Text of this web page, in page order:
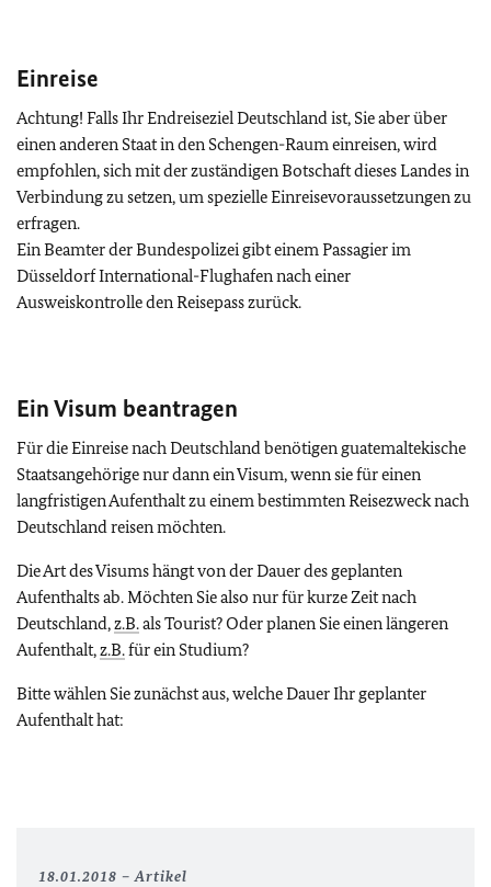
Einreise
Achtung! Falls Ihr Endreiseziel Deutschland ist, Sie aber über
einen anderen Staat in den Schengen-Raum einreisen, wird
empfohlen, sich mit der zuständigen Botschaft dieses Landes in
Verbindung zu setzen, um spezielle Einreisevoraussetzungen zu
erfragen.
Ein Beamter der Bundespolizei gibt einem Passagier im
Düsseldorf International-Flughafen nach einer
Ausweiskontrolle den Reisepass zurück.
Ein Visum beantragen
Für die Einreise nach Deutschland benötigen guatemaltekische
Staatsangehörige nur dann ein Visum, wenn sie für einen
langfristigen Aufenthalt zu einem bestimmten Reisezweck nach
Deutschland reisen möchten.
Die Art des Visums hängt von der Dauer des geplanten
Aufenthalts ab. Möchten Sie also nur für kurze Zeit nach
Deutschland,z.B.als Tourist? Oder planen Sie einen längeren
Aufenthalt,z.B.für ein Studium?
Bitte wählen Sie zunächst aus, welche Dauer Ihr geplanter
Aufenthalt hat:
18.01.2018 Artikel